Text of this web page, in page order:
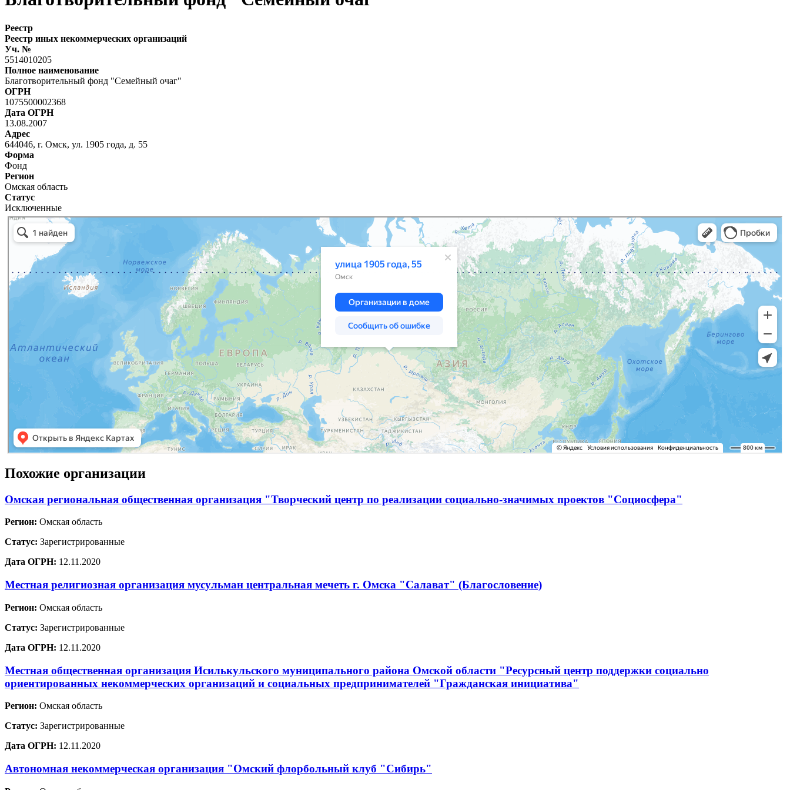
Реестр
Реестр иных некоммерческих организаций
Уч. №
5514010205
Полное наименование
Благотворительный фонд "Семейный очаг"
ОГРН
1075500002368
Дата ОГРН
13.08.2007
Адрес
644046, г. Омск, ул. 1905 года, д. 55
Форма
Фонд
Регион
Омская область
Статус
Исключенные
Похожие организации
Омская региональная общественная организация "Творческий центр по реализации социально-значимых проектов "Социосфера"
Регион: Омская область
Статус: Зарегистрированные
Дата ОГРН: 12.11.2020
Местная религиозная организация мусульман центральная мечеть г. Омска "Салават" (Благословение)
Регион: Омская область
Статус: Зарегистрированные
Дата ОГРН: 12.11.2020
Местная общественная организация Исилькульского муниципального района Омской области "Ресурсный центр поддержки социально
ориентированных некоммерческих организаций и социальных предпринимателей "Гражданская инициатива"
Регион: Омская область
Статус: Зарегистрированные
Дата ОГРН: 12.11.2020
Автономная некоммерческая организация "Омский флорбольный клуб "Сибирь"